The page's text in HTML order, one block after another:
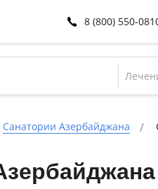
8 (800) 550-
Санатории Азербайджана